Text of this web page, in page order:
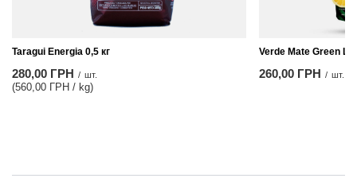
Taragui Energia 0,5 кг
280,00 ГРН / шт.
(560,00 ГРН / kg)
Verde Mate Green
260,00 ГРН / шт.